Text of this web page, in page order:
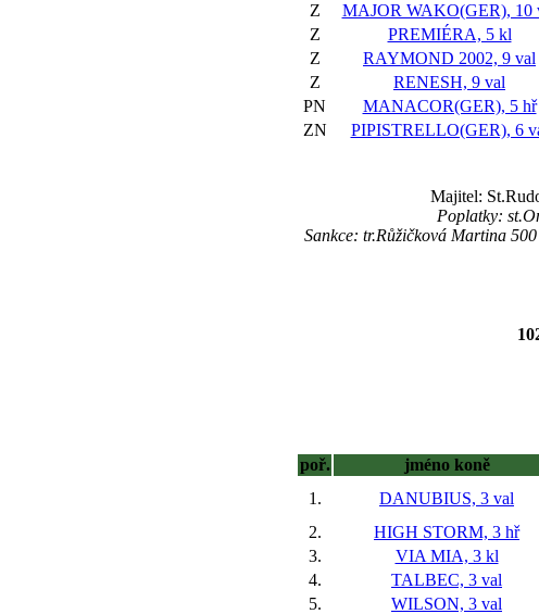
Z
MAJOR WAKO(GER), 10
Z
PREMIÉRA, 5 kl
Z
RAYMOND 2002, 9 val
Z
RENESH, 9 val
PN
MANACOR(GER), 5 hř
ZN
PIPISTRELLO(GER), 6
Majitel:
Poplatky:
Sankce: tr.Růžičková Martina
poř.
jméno koně
1.
DANUBIUS, 3 val
2.
HIGH STORM, 3 hř
3.
VIA MIA, 3 kl
4.
TALBEC, 3 val
5.
WILSON, 3 val